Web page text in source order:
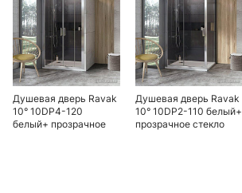
Душевая дверь Ravak
10° 10DP4-120
белый+ прозрачное
Душевая дверь Ravak
10° 10DP2-110 белый+
прозрачное стекло